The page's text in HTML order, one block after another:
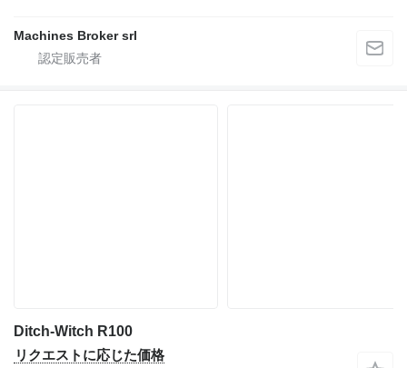
Machines Broker srl
Ditch-Witch R100
リクエストに応じた価格